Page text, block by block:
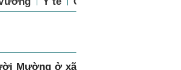
Mường ở xã